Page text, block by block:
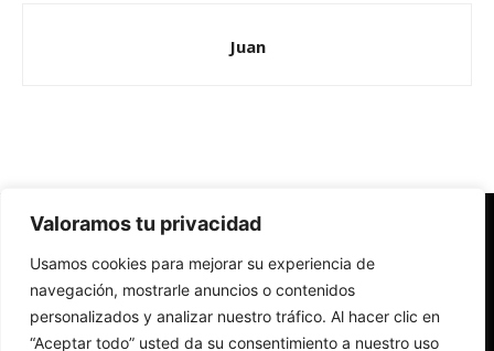
Valoramos tu privacidad
Usamos cookies para mejorar su experiencia de
navegación, mostrarle anuncios o contenidos
personalizados y analizar nuestro tráfico. Al hacer clic en
“Aceptar todo” usted da su consentimiento a nuestro uso
Juan
Redes Cristianas
Una mirada alternativa sobre la Iglesia católica y la sociedad
- Colectivos de Redes Cristianas